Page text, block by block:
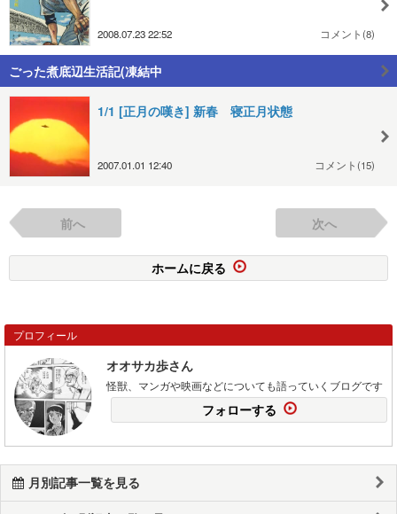
2008.07.23 22:52 コメント(8)
ごった煮底辺生活記(凍結中
1/1 [正月の嘆き] 新春 寝正月状態
2007.01.01 12:40 コメント(15)
前へ 次へ
ホームに戻る
プロフィール
オオサカ歩さん
怪獣、マンガや映画などについても語っていくブログです
フォローする
月別記事一覧を見る